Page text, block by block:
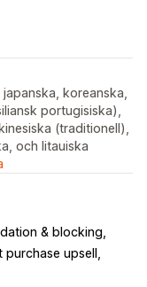
koreanska,
portugisiska),
(traditionell),
och litauiska
& blocking
purchase upsell